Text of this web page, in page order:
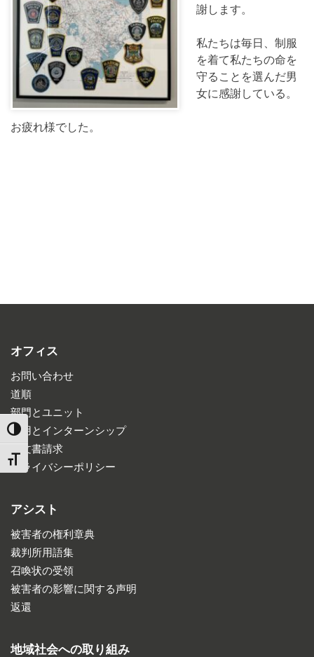
TOGGLE HIGH CONTRAST
TOGGLE FONT SIZE
謝します。
私たちは毎日、制服
を着て私たちの命を
守ることを選んだ男
女に感謝している。
お疲れ様でした。
オフィス
お問い合わせ
道順
部門とユニット
雇用とインターンシップ
公文書請求
プライバシーポリシー
アシスト
被害者の権利章典
裁判所用語集
召喚状の受領
被害者の影響に関する声明
返還
地域社会への取り組み